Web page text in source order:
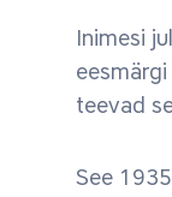
Inimesi
teevad
See